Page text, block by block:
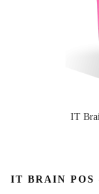
IT
IT BRAIN POS